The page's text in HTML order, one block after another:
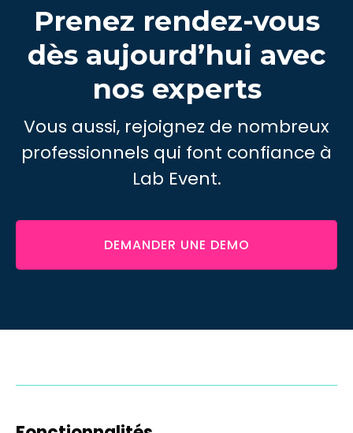
Prenez rendez-vous
dès aujourd’hui avec
nos experts
Vous aussi, rejoignez de nombreux
professionnels qui font confiance à
Lab Event.
DEMANDER UNE DEMO